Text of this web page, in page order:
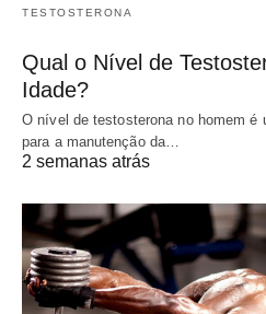
TESTOSTERONA
Qual o Nível de
Idade?
O nível de testosterona no homem é
para a manutenção da…
2 semanas atrás